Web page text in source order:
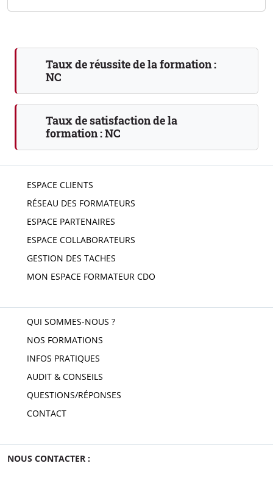
Taux de réussite de la formation :
NC
Taux de satisfaction de la
formation :NC
ESPACE CLIENTS
RÉSEAU DES FORMATEURS
ESPACE PARTENAIRES
ESPACE COLLABORATEURS
GESTION DES TACHES
MON ESPACE FORMATEUR CDO
QUI SOMMES-NOUS ?
NOS FORMATIONS
INFOS PRATIQUES
AUDIT & CONSEILS
QUESTIONS/RÉPONSES
CONTACT
NOUS CONTACTER :